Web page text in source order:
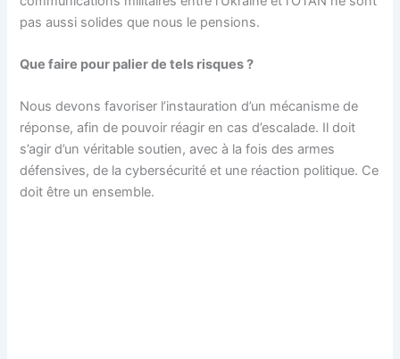
pas aussi solides que nous le pensions.
Que faire pour palier de tels risques ?
Nous devons favoriser l’instauration d’un mécanisme de
réponse, afin de pouvoir réagir en cas d’escalade. Il doit
s’agir d’un véritable soutien, avec à la fois des armes
défensives, de la cybersécurité et une réaction politique. Ce
doit être un ensemble.